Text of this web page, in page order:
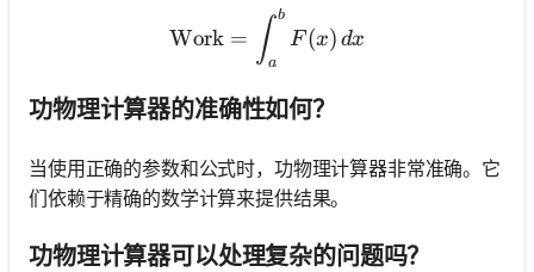
\text{Work} =
Work = ∫a
b
F(x) dx
功物理计算器的准确性如何？
当使用正确的参数和公式时，功物理计算器非常准确。它
们依赖于精确的数学计算来提供结果。
功物理计算器可以处理复杂的问题吗？